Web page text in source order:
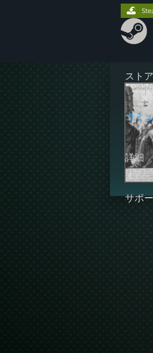
ストア
コミ
詳細
サポ